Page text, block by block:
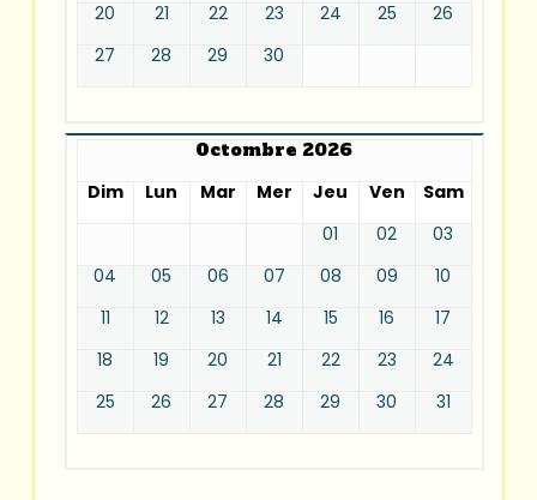
20
21 22 23 24 25
26
27
28 29 30
Octombre 2026
Dim
Lun Mar Mer Jeu Ven
Sam
01
02
03
04
05 06 07 08 09
10
11
12 13 14 15 16
17
18
19 20 21 22 23
24
25
26 27 28 29 30 31